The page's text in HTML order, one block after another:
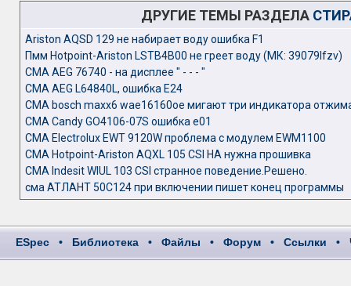
ДРУГИЕ ТЕМЫ РАЗДЕЛА
Ariston AQSD 129 не набирает воду ошибка F1
Пмм Hotpoint-Ariston LSTB4B00 не греет воду (МК: 39079lfzv)
СМА AEG 76740 - на дисплее " - - - "
СМА AEG L64840L, ошибка E24
СМА bosch maxx6 wae16160oe мигают три индикатора
СМА Candy GO4106-07S ошибка e01
СМА Electrolux EWT 9120W проблема с модулем EWM1100
СМА Hotpoint-Ariston AQXL 105 CSI HA нужна прошивка
СМА Indesit WIUL 103 CSI странное поведение.Решено.
сма АТЛАНТ 50С124 при включении пишет конец программы
ESpec • Библиотека • Файлы • Форум • Ссылки •